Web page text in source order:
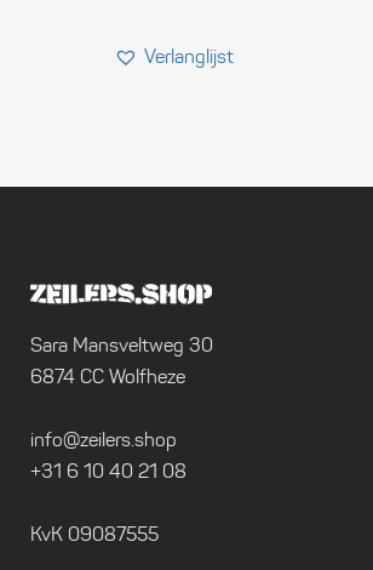
Sara Mansveltweg 30
6874 CC Wolfheze
info@zeilers.shop
+31 6 10 40 21 08
KvK 09087555